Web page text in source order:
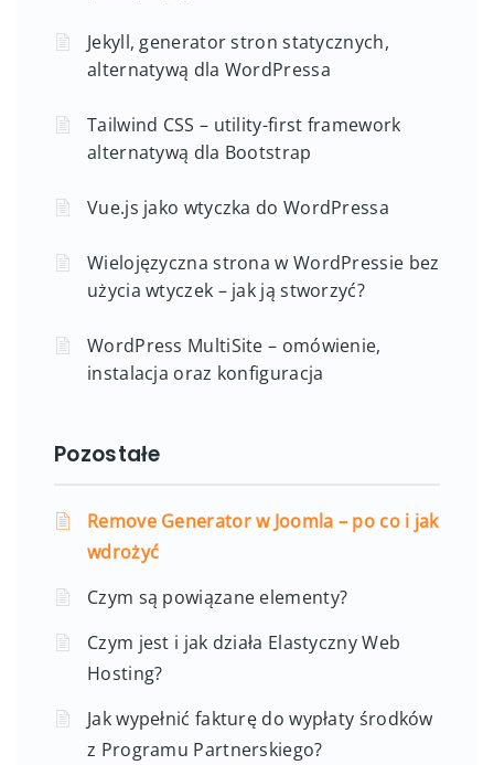
Jekyll, generator stron statycznych,
alternatywą dla WordPressa
Tailwind CSS – utility-first framework
alternatywą dla Bootstrap
Vue.js jako wtyczka do WordPressa
Wielojęzyczna strona w WordPressie bez
użycia wtyczek – jak ją stworzyć?
WordPress MultiSite – omówienie,
instalacja oraz konfiguracja
Pozostałe
Remove Generator w Joomla – po co i jak
wdrożyć
Czym są powiązane elementy?
Czym jest i jak działa Elastyczny Web
Hosting?
Jak wypełnić fakturę do wypłaty środków
z Programu Partnerskiego?